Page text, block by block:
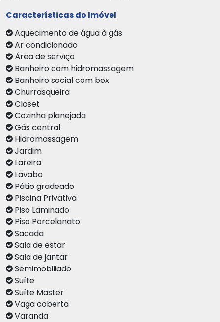
Características do Imóvel
Aquecimento de água à gás
Ar condicionado
Área de serviço
Banheiro com hidromassagem
Banheiro social com box
Churrasqueira
Closet
Cozinha planejada
Gás central
Hidromassagem
Jardim
Lareira
Lavabo
Pátio gradeado
Piscina Privativa
Piso Laminado
Piso Porcelanato
Sacada
Sala de estar
Sala de jantar
Semimobiliado
Suíte
Suíte Master
Vaga coberta
Varanda